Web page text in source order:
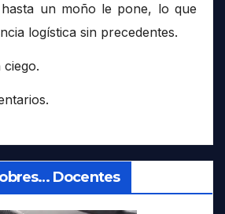
un moño le pone, lo que
logística sin precedentes.
ciego.
Docentes